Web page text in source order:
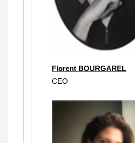
Florent BOURGAREL
CEO